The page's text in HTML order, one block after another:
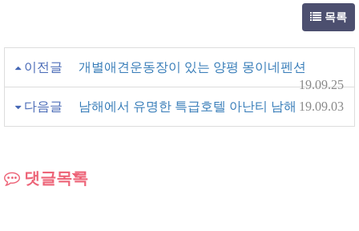
목록
이전글
개별애견운동장이 있는 양평 몽이네펜션
19.09.25
다음글
남해에서 유명한 특급호텔 아난티 남해 19.09.03
댓글목록